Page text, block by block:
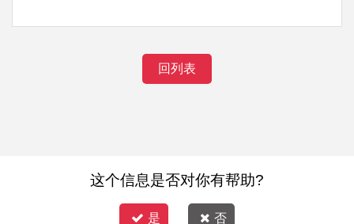
回列表
这个信息是否对你有帮助?
是 否